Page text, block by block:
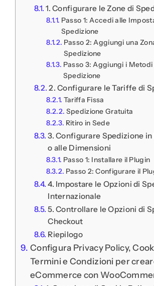
1. Configurare le Zone di
Passo 1: Accedi alle
Spedizione
Passo 2: Aggiungi una
Spedizione
Passo 3: Aggiungi i Metodi
Spedizione
2. Configurare le Tariffe di
Tariffa Fissa
Spedizione Gratuita
Ritiro in Sede
3. Configurare Spedizione in
o alle Dimensioni
Passo 1: Installare il Plugin
Passo 2: Configurare il
4. Impostare le Opzioni di
Internazionale
5. Controllare le Opzioni di
Checkout
Riepilogo
Configura Privacy Policy,
Termini e Condizioni per
eCommerce con